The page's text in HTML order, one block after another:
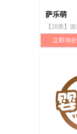
萨乐萌
立即询价